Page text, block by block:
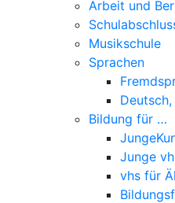
Arbeit und
Musikschule
Sprachen
Bildung für …
Junge
vhs für